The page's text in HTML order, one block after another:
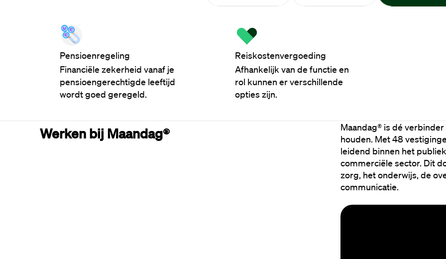
Pensioenregeling
Financiële zekerheid vanaf je
pensioengerechtigde leeftijd
wordt goed geregeld.
Reiskostenvergoeding
Afhankelijk van de functie en
rol kunnen er verschillende
opties zijn.
Werken bij Maandag®
Maandag® is dé
houden. Met 48
leidend binnen het
commerciële sector. Dit
zorg, het onderwijs, de
communicatie.